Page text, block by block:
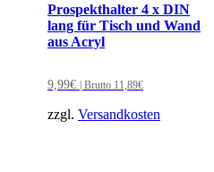
Prospekthalter 4 x DIN
lang für Tisch und Wand
aus Acryl
9,99€ | Brutto 11,89€
zzgl. Versandkosten